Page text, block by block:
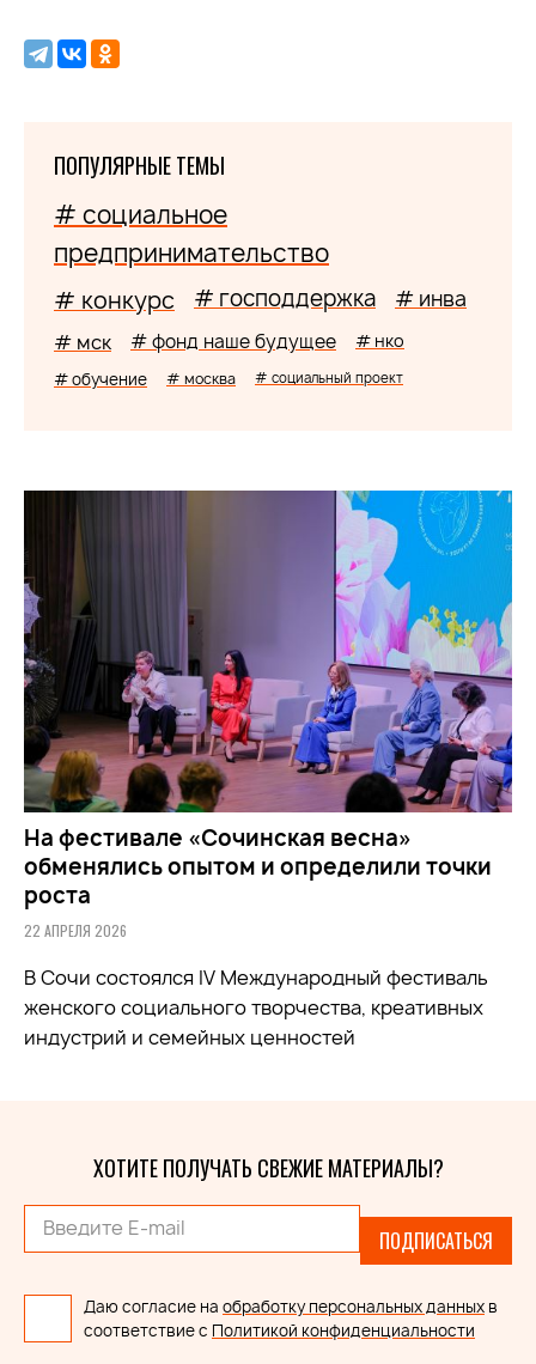
ПОПУЛЯРНЫЕ ТЕМЫ
# социальное
предпринимательство
# конкурс # господдержка # инва
# мск # фонд наше будущее # нко
# обучение # москва # социальный проект
На фестивале «Сочинская весна»
обменялись опытом и определили точки
роста
22 АПРЕЛЯ 2026
В Сочи состоялся IV Международный фестиваль
женского социального творчества, креативных
индустрий и семейных ценностей
ХОТИТЕ ПОЛУЧАТЬ СВЕЖИЕ МАТЕРИАЛЫ?
ПОДПИСАТЬСЯ
Даю согласие на обработку персональных данных в
соответствие с Политикой конфиденциальности